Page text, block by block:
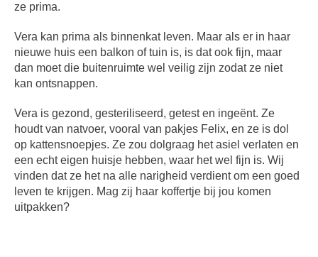
ze prima.
Vera kan prima als binnenkat leven. Maar als er in haar
nieuwe huis een balkon of tuin is, is dat ook fijn, maar
dan moet die buitenruimte wel veilig zijn zodat ze niet
kan ontsnappen.
Vera is gezond, gesteriliseerd, getest en ingeënt. Ze
houdt van natvoer, vooral van pakjes Felix, en ze is dol
op kattensnoepjes. Ze zou dolgraag het asiel verlaten en
een echt eigen huisje hebben, waar het wel fijn is. Wij
vinden dat ze het na alle narigheid verdient om een goed
leven te krijgen. Mag zij haar koffertje bij jou komen
uitpakken?